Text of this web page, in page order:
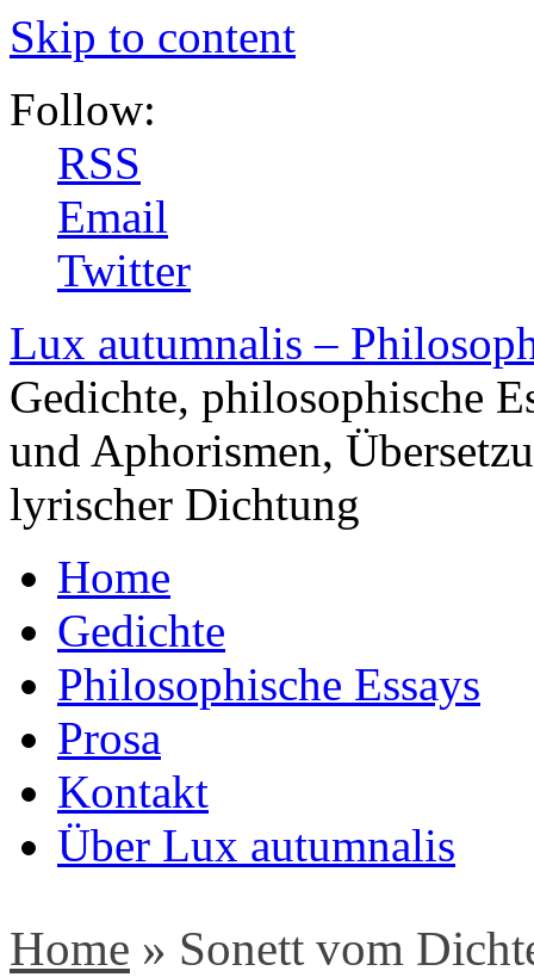
Skip to content
Follow:
RSS
Email
Twitter
Lux autumnalis –
Gedichte, philosophische
und Aphorismen,
lyrischer Dichtung
Home
Gedichte
Philosophische Essays
Prosa
Kontakt
Über Lux autumnalis
Home » Sonett vom